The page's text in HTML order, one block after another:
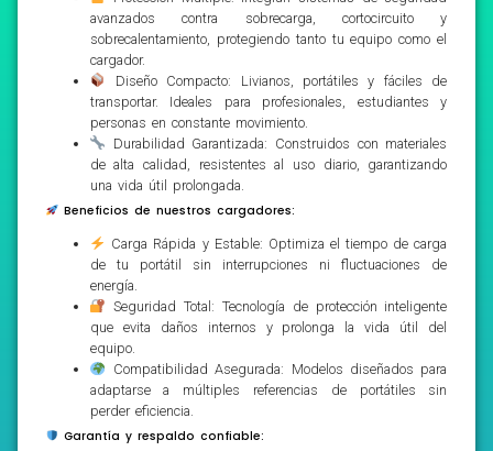
avanzados contra sobrecarga, cortocircuito y
sobrecalentamiento, protegiendo tanto tu equipo como el
cargador.
Diseño Compacto: Livianos, portátiles y fáciles de
transportar. Ideales para profesionales, estudiantes y
personas en constante movimiento.
Durabilidad Garantizada: Construidos con materiales
de alta calidad, resistentes al uso diario, garantizando
una vida útil prolongada.
Beneficios de nuestros cargadores:
Carga Rápida y Estable: Optimiza el tiempo de carga
de tu portátil sin interrupciones ni fluctuaciones de
energía.
Seguridad Total: Tecnología de protección inteligente
que evita daños internos y prolonga la vida útil del
equipo.
Compatibilidad Asegurada: Modelos diseñados para
adaptarse a múltiples referencias de portátiles sin
perder eficiencia.
Garantía y respaldo confiable: